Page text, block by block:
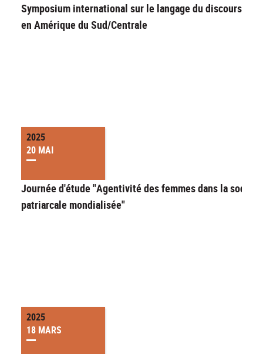
Symposium international sur le langage du discours
en Amérique du Sud/Centrale
2025
20 MAI
Journée d'étude "Agentivité des femmes dans la société
patriarcale mondialisée"
2025
18 MARS